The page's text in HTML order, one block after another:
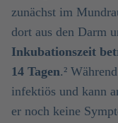
zunächst im
dort aus den Darm
Inkubationszeit
14 Tagen.²
infektiös und kann
er noch keine